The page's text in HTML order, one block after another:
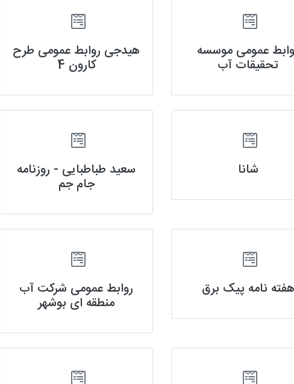
عمومی موسسه
تحقیقات آب
هیدجی روابط عمومی طرح
کارون 4
شانا سعید طباطبایی - روزنامه
جام جم
هفته نامه پیک برق روابط عمومی شرکت آب
منطقه ای بوشهر